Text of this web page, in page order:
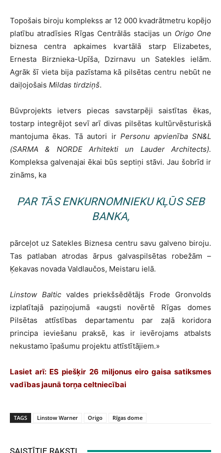
Topošais biroju komplekss ar 12 000 kvadrātmetru kopējo
platību atradīsies Rīgas Centrālās stacijas un Origo One
biznesa centra apkaimes kvartālā starp Elizabetes,
Ernesta Birznieka-Upīša, Dzirnavu un Satekles ielām.
Agrāk šī vieta bija pazīstama kā pilsētas centru nebūt ne
daiļojošais Mildas tirdziņš.
Būvprojekts ietvers piecas savstarpēji saistītas ēkas,
tostarp integrējot sevī arī divas pilsētas kultūrvēsturiskā
mantojuma ēkas. Tā autori ir Personu apvienība SN&L
(SARMA & NORDE Arhitekti un Lauder Architects).
Kompleksa galvenajai ēkai būs septiņi stāvi. Jau šobrīd ir
zināms, ka
PAR TĀS ENKURNOMNIEKU KĻŪS SEB
BANKA,
pārceļot uz Satekles Biznesa centru savu galveno biroju.
Tas patlaban atrodas ārpus galvaspilsētas robežām –
Ķekavas novada Valdlaučos, Meistaru ielā.
Linstow Balticvaldes priekšsēdētājs Frode Gronvolds
izplatītajā paziņojumā «augsti novērtē Rīgas domes
Pilsētas attīstības departamentu par zaļā koridora
principa ieviešanu praksē, kas ir ievērojams atbalsts
nekustamo īpašumu projektu attīstītājiem.»
Lasiet arī: ES piešķir 26 miljonus eiro gaisa satiksmes
vadības jaunā torņa celtniecībai
TAGS Linstow Warner Origo Rīgas dome
SAISTĪTIE RAKSTI